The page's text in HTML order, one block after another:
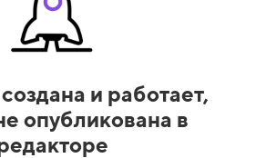
и работает,
опубликована в